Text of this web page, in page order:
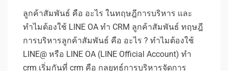
ลูกค้าสัมพันธ์ คือ อะไร ในทฤษฎีการบริหาร และ
ทำไมต้องใช้ LINE OA ทำ CRM ลูกค้าสัมพันธ์ ทฤษฎี
การบริหารลูกค้าสัมพันธ์ คือ อะไร ? ทำไมต้องใช้
LINE@ หรือ LINE OA (LINE Official Account) ทำ
crm เริ่มกันที่ crm คือ กลยุทธ์การบริหารจัดการ